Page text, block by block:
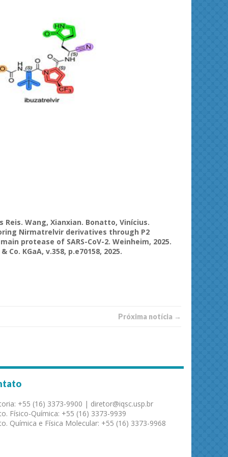
Reis. Wang, Xianxian. Bonatto, Vinícius.
Nirmatrelvir derivatives through P2
main protease of SARS-CoV-2. Weinheim, 2025.
Co. KGaA, v.358, p.e70158, 2025.
Próxima notí­­cia →
+55 (16) 3373-9900 | diretor@iqsc.usp.br
Físico-Química: +55 (16) 3373-9939
Química e Física Molecular: +55 (16) 3373-9968